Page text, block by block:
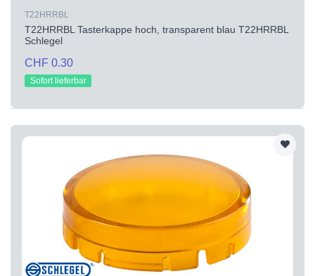
T22HRRBL
T22HRRBL Tasterkappe hoch, transparent blau T22HRRBL
Schlegel
CHF 0.30
Sofort lieferbar